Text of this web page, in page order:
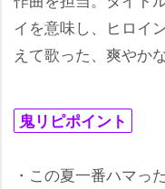
イを意味し、ヒロイ
えて歌った、爽やか
鬼リピポイント
・この夏一番ハマっ